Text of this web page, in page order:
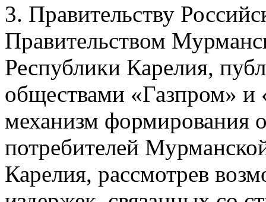
3. Правительству
Правительством
Республики Карелия,
обществами «Газпром»
механизм формирования
потребителей
Карелия, рассмотрев